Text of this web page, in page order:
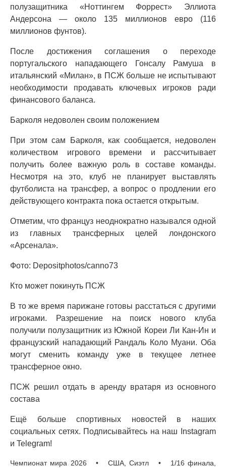
полузащитника «Ноттингем Форрест» Эллиота
Андерсона — около 135 миллионов евро (116
миллионов фунтов).
После достижения соглашения о переходе
португальского нападающего Гонсалу Рамуша в
итальянский «Милан», в ПСЖ больше не испытывают
необходимости продавать ключевых игроков ради
финансового баланса.
Барколя недоволен своим положением
При этом сам Барколя, как сообщается, недоволен
количеством игрового времени и рассчитывает
получить более важную роль в составе команды.
Несмотря на это, клуб не планирует выставлять
футболиста на трансфер, а вопрос о продлении его
действующего контракта пока остается открытым.
Отметим, что француз неоднократно назывался одной
из главных трансферных целей лондонского
«Арсенала».
Фото: Depositphotos/canno73
Кто может покинуть ПСЖ
В то же время парижане готовы расстаться с другими
игроками. Разрешение на поиск нового клуба
получили полузащитник из Южной Кореи Ли Кан-Ин и
французский нападающий Рандаль Коло Муани. Оба
могут сменить команду уже в текущее летнее
трансферное окно.
ПСЖ решил отдать в аренду вратаря из основного
состава
Ещё больше спортивных новостей в наших
социальных сетях. Подписывайтесь на наш Instagram
и Telegram!
Чемпионат мира 2026 • США, Сиэтл • 1/16 финала,